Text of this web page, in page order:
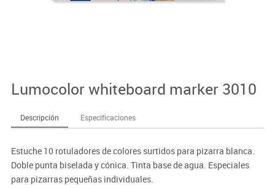
Lumocolor whiteboard marker 3010
Descripción Especificaciones
Estuche 10 rotuladores de colores surtidos para pizarra blanca.
Doble punta biselada y cónica. Tinta base de agua. Especiales
para pizarras pequeñas individuales.